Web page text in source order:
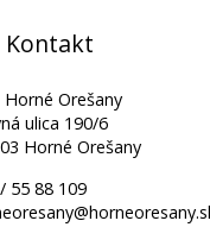
Kontakt
Horné Orešany
ulica 190/6
Horné Orešany
55 88 109